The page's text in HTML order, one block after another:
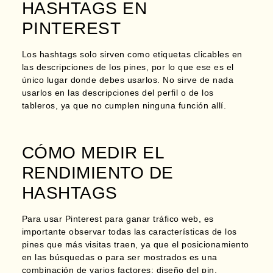
HASHTAGS EN
PINTEREST
Los hashtags solo sirven como etiquetas clicables en
las descripciones de los pines, por lo que ese es el
único lugar donde debes usarlos. No sirve de nada
usarlos en las descripciones del perfil o de los
tableros, ya que no cumplen ninguna función allí.
CÓMO MEDIR EL
RENDIMIENTO DE
HASHTAGS
Para usar Pinterest para ganar tráfico web, es
importante observar todas las características de los
pines que más visitas traen, ya que el posicionamiento
en las búsquedas o para ser mostrados es una
combinación de varios factores: diseño del pin,